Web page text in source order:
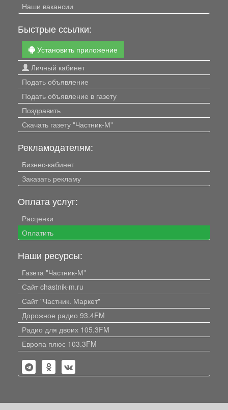
Наши вакансии
Быстрые ссылки:
Установить приложение
Личный кабинет
Подать объявление
Подать объявление в газету
Поздравить
Скачать газету "Частник-М"
Рекламодателям:
Бизнес-кабинет
Заказать рекламу
Оплата услуг:
Расценки
Оплатить
Наши ресурсы:
Газета "Частник-М"
Сайт chastnik-m.ru
Сайт "Частник. Маркет"
Дорожное радио 93.4FM
Радио для двоих 105.3FM
Европа плюс 103.3FM